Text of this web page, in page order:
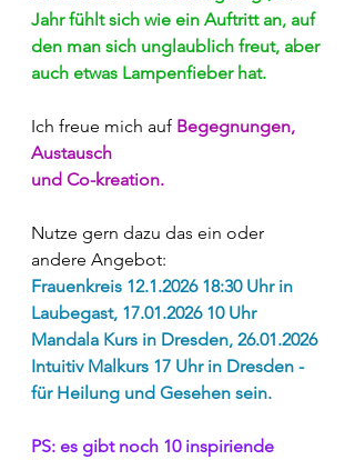
Jahr fühlt sich wie ein Auftritt an, auf
den man sich unglaublich freut, aber
auch etwas Lampenfieber hat.
Ich freue mich auf Begegnungen,
Austausch
und Co-kreation.
Nutze gern dazu das ein oder
andere Angebot:
Frauenkreis 12.1.2026 18:30 Uhr in
Laubegast, 17.01.2026 10 Uhr
Mandala Kurs in Dresden, 26.01.2026
Intuitiv Malkurs 17 Uhr in Dresden -
für Heilung und Gesehen sein.
PS: es gibt noch 10 inspiriende